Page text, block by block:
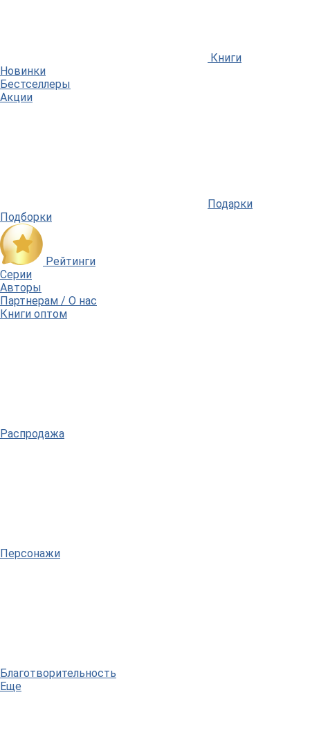
Книги
Новинки
Бестселлеры
Акции
Подарки
Подборки
Рейтинги
Серии
Авторы
Партнерам / О нас
Книги оптом
Распродажа
Персонажи
Благотворительность
Еще